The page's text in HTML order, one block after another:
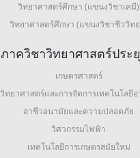
วิทยาศาสตร์ศึกษา (แขนงวิชาเคมี)
วิทยาศาสตร์ศึกษา (แขนงวิชาชีววิท
ภาควิชาวิทยาศาสตร์ประ
เกษตรศาสตร์
วิทยาศาสตร์และการจัดการเทคโนโลยี
อาชีวอนามัยและความปลอดภัย
วิศวกรรมไฟฟ้า
เทคโนโลยีการเกษตรสมัยใหม่